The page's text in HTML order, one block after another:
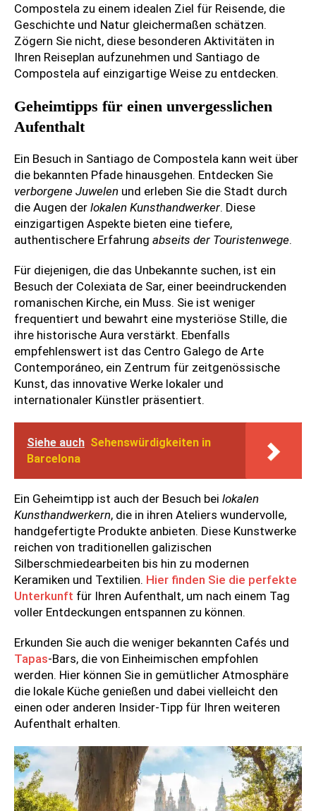
Compostela zu einem idealen Ziel für Reisende, die
Geschichte und Natur gleichermaßen schätzen.
Zögern Sie nicht, diese besonderen Aktivitäten in
Ihren Reiseplan aufzunehmen und Santiago de
Compostela auf einzigartige Weise zu entdecken.
Geheimtipps für einen unvergesslichen
Aufenthalt
Ein Besuch in Santiago de Compostela kann weit über
die bekannten Pfade hinausgehen. Entdecken Sie
verborgene Juwelen und erleben Sie die Stadt durch
die Augen der lokalen Kunsthandwerker. Diese
einzigartigen Aspekte bieten eine tiefere,
authentischere Erfahrung abseits der Touristenwege.
Für diejenigen, die das Unbekannte suchen, ist ein
Besuch der Colexiata de Sar, einer beeindruckenden
romanischen Kirche, ein Muss. Sie ist weniger
frequentiert und bewahrt eine mysteriöse Stille, die
ihre historische Aura verstärkt. Ebenfalls
empfehlenswert ist das Centro Galego de Arte
Contemporáneo, ein Zentrum für zeitgenössische
Kunst, das innovative Werke lokaler und
internationaler Künstler präsentiert.
Siehe auch Sehenswürdigkeiten in
Barcelona
Ein Geheimtipp ist auch der Besuch bei lokalen
Kunsthandwerkern, die in ihren Ateliers wundervolle,
handgefertigte Produkte anbieten. Diese Kunstwerke
reichen von traditionellen galizischen
Silberschmiedearbeiten bis hin zu modernen
Keramiken und Textilien. Hier finden Sie die perfekte
Unterkunft für Ihren Aufenthalt, um nach einem Tag
voller Entdeckungen entspannen zu können.
Erkunden Sie auch die weniger bekannten Cafés und
Tapas-Bars, die von Einheimischen empfohlen
werden. Hier können Sie in gemütlicher Atmosphäre
die lokale Küche genießen und dabei vielleicht den
einen oder anderen Insider-Tipp für Ihren weiteren
Aufenthalt erhalten.